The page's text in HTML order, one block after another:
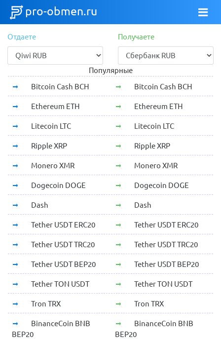
pro-obmen.ru
Отдаете Получаете
Популярные
Bitcoin Cash BCH
Bitcoin Cash BCH
Ethereum ETH Ethereum ETH
Litecoin LTC Litecoin LTC
Ripple XRP Ripple XRP
Monero XMR Monero XMR
Dogecoin DOGE Dogecoin DOGE
Dash Dash
Tether USDT ERC20 Tether USDT ERC20
Tether USDT TRC20 Tether USDT TRC20
Tether USDT BEP20 Tether USDT BEP20
Tether TON USDT Tether TON USDT
Tron TRX Tron TRX
BinanceCoin BNB
BEP20
BinanceCoin BNB
BEP20